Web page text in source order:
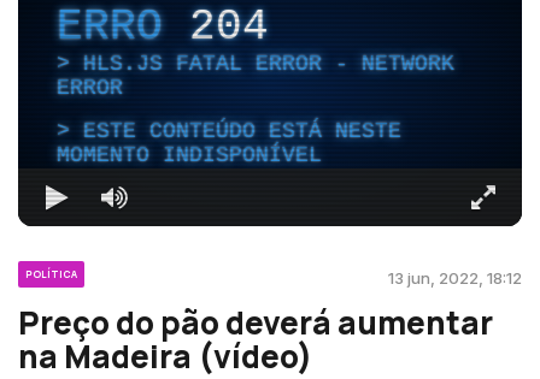
ERRO204
HLS.JS FATAL ERROR - NETWORK
ERROR
ESTE CONTEÚDO ESTÁ NESTE
MOMENTO INDISPONÍVEL
POLÍTICA 13 jun, 2022, 18:12
Preço do pão deverá aumentar
na Madeira (vídeo)